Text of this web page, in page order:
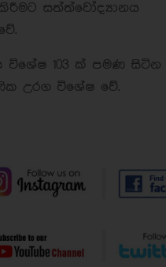
සත්ත්වෝද්‍යානය
විශේෂ 103 ක් පමණ සිටින
උරග විශේෂ වේ.